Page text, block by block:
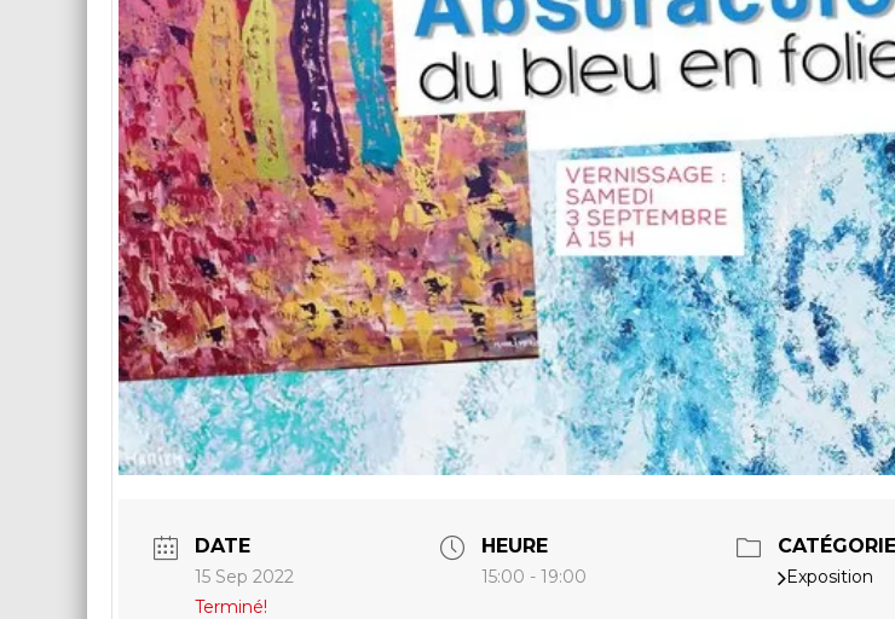
DATE
15 Sep 2022
Terminé!
HEURE
15:00 - 19:00
CATÉGORIE
Exposition